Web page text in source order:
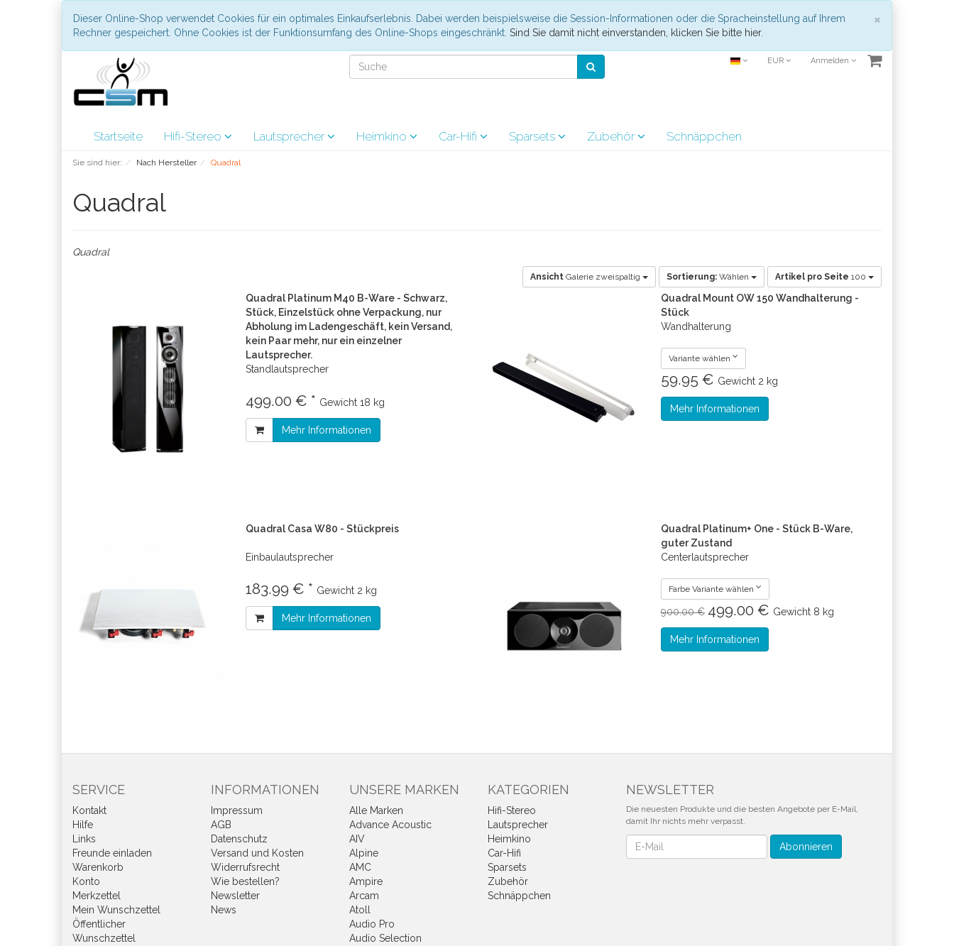
×
Dieser Online-Shop verwendet Cookies für ein optimales Einkaufserlebnis. Dabei werden beispielsweise die Session-Informationen oder die Spracheinstellung auf Ihrem
Rechner gespeichert. Ohne Cookies ist der Funktionsumfang des Online-Shops eingeschränkt. Sind Sie damit nicht einverstanden, klicken Sie bitte hier.
EUR Anmelden
Startseite Hifi-Stereo Lautsprecher Heimkino Car-Hifi Sparsets Zubehör Schnäppchen
Sie sind hier: Nach Hersteller Quadral
Quadral
Quadral
Ansicht Galerie zweispaltig Sortierung: Wählen Artikel pro Seite 100
Quadral Platinum M40 B-Ware - Schwarz,
Stück, Einzelstück ohne Verpackung, nur
Abholung im Ladengeschäft, kein Versand,
kein Paar mehr, nur ein einzelner
Lautsprecher.
Standlautsprecher
499.00 € * Gewicht 18 kg
Mehr Informationen
Quadral Mount OW 150 Wandhalterung -
Stück
Wandhalterung
Variante wählen
59.95 € Gewicht 2 kg
Mehr Informationen
Quadral Casa W80 - Stückpreis
Einbaulautsprecher
183.99 € * Gewicht 2 kg
Mehr Informationen
Quadral Platinum+ One - Stück B-Ware,
guter Zustand
Centerlautsprecher
Farbe Variante wählen
900.00 € 499.00 € Gewicht 8 kg
Mehr Informationen
SERVICE
Kontakt
Hilfe
Links
Freunde einladen
Warenkorb
Konto
Merkzettel
Mein Wunschzettel
Öffentlicher
Wunschzettel
INFORMATIONEN
Impressum
AGB
Datenschutz
Versand und Kosten
Widerrufsrecht
Wie bestellen?
Newsletter
News
UNSERE MARKEN
Alle Marken
Advance Acoustic
AIV
Alpine
AMC
Ampire
Arcam
Atoll
Audio Pro
Audio Selection
KATEGORIEN
Hifi-Stereo
Lautsprecher
Heimkino
Car-Hifi
Sparsets
Zubehör
Schnäppchen
NEWSLETTER
Die neuesten Produkte und die besten Angebote per E-Mail,
damit Ihr nichts mehr verpasst.
Newsletter Abonnieren